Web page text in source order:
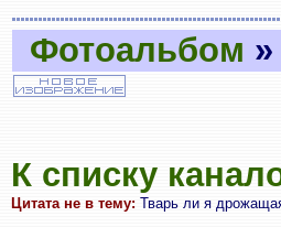
Фотоальбом »
К списку
Цитата не в тему: Тварь ли я